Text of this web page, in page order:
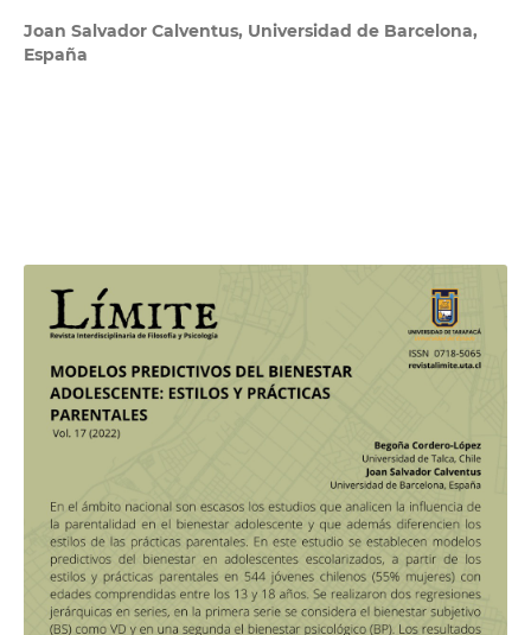
Joan Salvador Calventus, Universidad de Barcelona,
España